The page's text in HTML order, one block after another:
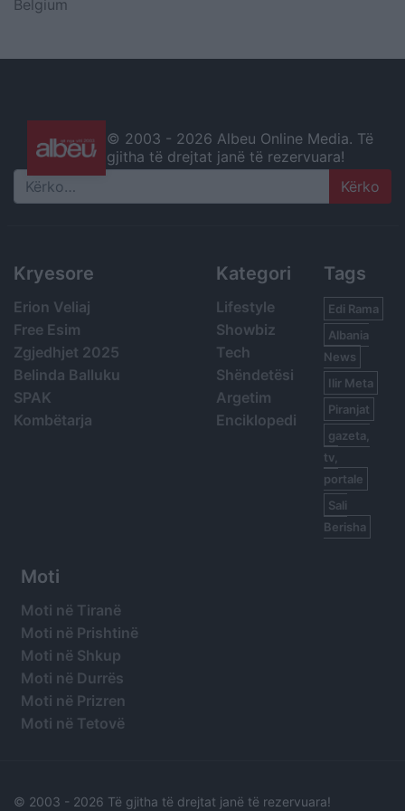
Belgium
© 2003 - 2026 Albeu Online Media. Të
gjitha të drejtat janë të rezervuara!
Search
Kryesore
Erion Veliaj
Free Esim
Zgjedhjet 2025
Belinda Balluku
SPAK
Kombëtarja
Kategori
Lifestyle
Showbiz
Tech
Shëndetësi
Argetim
Enciklopedi
Tags
Edi Rama
Albania
News
Ilir Meta
Piranjat
gazeta,
tv,
portale
Sali
Berisha
Moti
Moti në Tiranë
Moti në Prishtinë
Moti në Shkup
Moti në Durrës
Moti në Prizren
Moti në Tetovë
© 2003 - 2026 Të gjitha të drejtat janë të rezervuara!